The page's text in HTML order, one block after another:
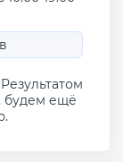
будем ещё